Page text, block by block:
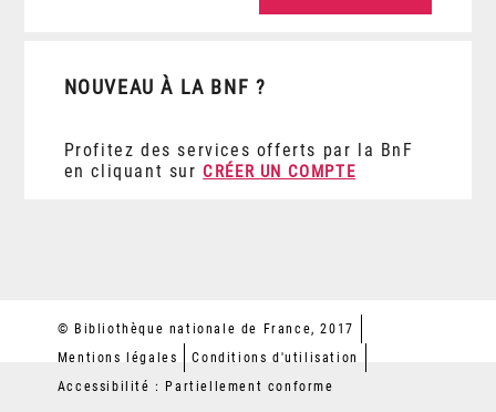
NOUVEAU À LA BNF ?
Profitez des services offerts par la BnF
en cliquant sur CRÉER UN COMPTE
© Bibliothèque nationale de France, 2017
Mentions légales
Conditions d'utilisation
Accessibilité : Partiellement conforme